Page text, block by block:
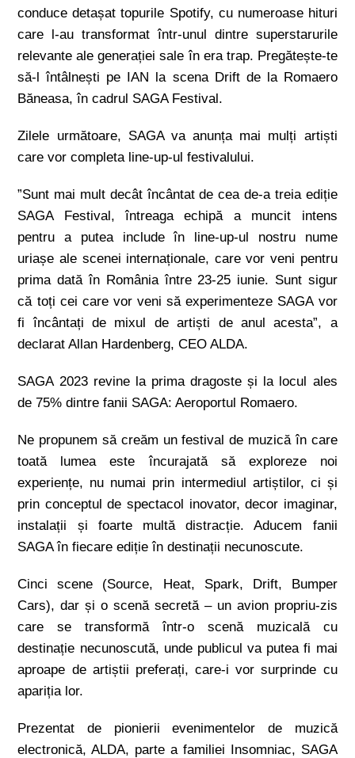
conduce detașat topurile Spotify, cu numeroase hituri
care l-au transformat într-unul dintre superstarurile
relevante ale generației sale în era trap. Pregătește-te
să-l întâlnești pe IAN la scena Drift de la Romaero
Băneasa, în cadrul SAGA Festival.
Zilele următoare, SAGA va anunța mai mulți artiști
care vor completa line-up-ul festivalului.
”Sunt mai mult decât încântat de cea de-a treia ediție
SAGA Festival, întreaga echipă a muncit intens
pentru a putea include în line-up-ul nostru nume
uriașe ale scenei internaționale, care vor veni pentru
prima dată în România între 23-25 iunie. Sunt sigur
că toți cei care vor veni să experimenteze SAGA vor
fi încântați de mixul de artiști de anul acesta”, a
declarat Allan Hardenberg, CEO ALDA.
SAGA 2023 revine la prima dragoste și la locul ales
de 75% dintre fanii SAGA: Aeroportul Romaero.
Ne propunem să creăm un festival de muzică în care
toată lumea este încurajată să exploreze noi
experiențe, nu numai prin intermediul artiștilor, ci și
prin conceptul de spectacol inovator, decor imaginar,
instalații și foarte multă distracție. Aducem fanii
SAGA în fiecare ediție în destinații necunoscute.
Cinci scene (Source, Heat, Spark, Drift, Bumper
Cars), dar și o scenă secretă – un avion propriu-zis
care se transformă într-o scenă muzicală cu
destinație necunoscută, unde publicul va putea fi mai
aproape de artiștii preferați, care-i vor surprinde cu
apariția lor.
Prezentat de pionierii evenimentelor de muzică
electronică, ALDA, parte a familiei Insomniac, SAGA